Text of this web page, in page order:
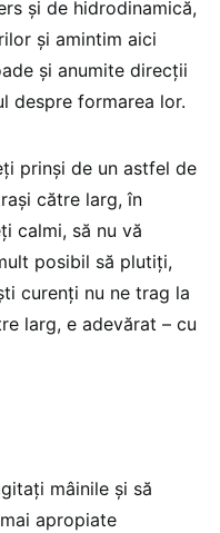
și de hidrodinamică,
și amintim aici
și anumite direcții
despre formarea lor.
prinși de un astfel de
către larg, în
calmi, să nu vă
posibil să plutiți,
curenți nu ne trag la
larg, e adevărat – cu
mâinile și să
apropiate